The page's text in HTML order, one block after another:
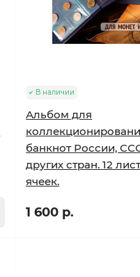
В наличии
Альбом для
банкнот России,
других стран. 12
ячеек.
1 600 р.